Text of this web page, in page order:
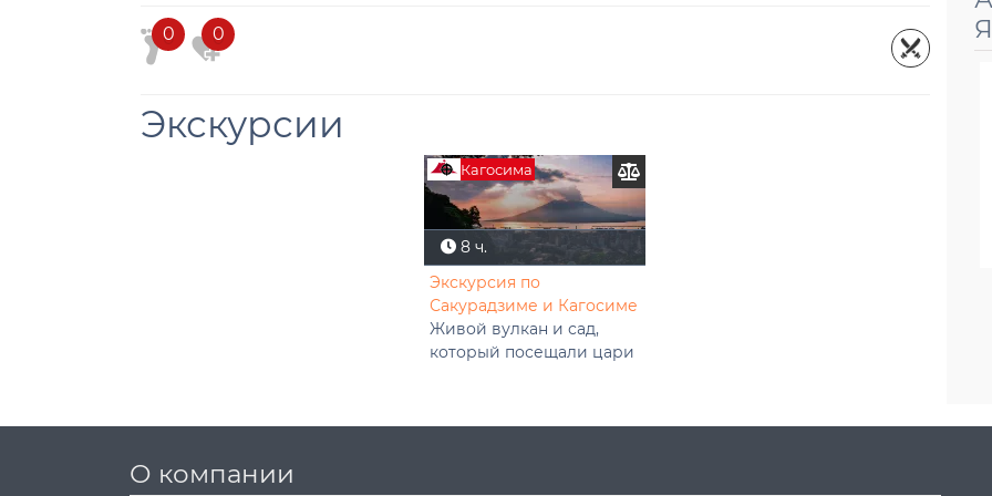
0 0
Экскурсии
Кагосима
8 ч.
Экскурсия по
Сакурадзиме и Кагосиме
Живой вулкан и сад,
который посещали цари
О компании